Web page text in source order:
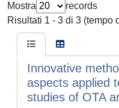
Mostra
records
Risultati 1 - 3 di 3 (tempo
Innovative
aspects applied
studies of OTA